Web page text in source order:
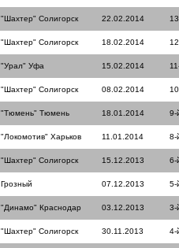
"Шахтер" Солигорск 22.02.2014
"Шахтер" Солигорск 18.02.2014
"Урал" Уфа 15.02.2014
"Шахтер" Солигорск 08.02.2014
"Тюмень" Тюмень 18.01.2014 9-
"Локомотив" Харьков 11.01.2014 8-
"Шахтер" Солигорск 15.12.2013 6-
Грозный 07.12.2013 5-
"Динамо" Краснодар 03.12.2013 3-
"Шахтер" Солигорск 30.11.2013 4-